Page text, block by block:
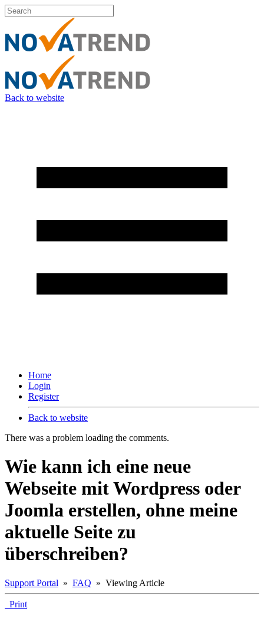
Back to website
Home
Login
Register
Back to website
There was a problem loading the comments.
Wie kann ich eine neue
Webseite mit Wordpress oder
Joomla erstellen, ohne meine
aktuelle Seite zu
überschreiben?
Support Portal » FAQ » Viewing Article
Print